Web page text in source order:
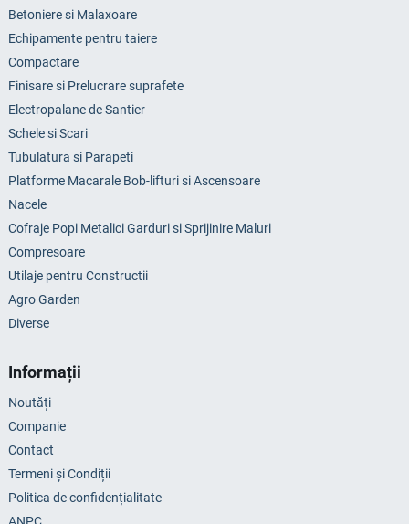
Betoniere si Malaxoare
Echipamente pentru taiere
Compactare
Finisare si Prelucrare suprafete
Electropalane de Santier
Schele si Scari
Tubulatura si Parapeti
Platforme Macarale Bob-lifturi si Ascensoare
Nacele
Cofraje Popi Metalici Garduri si Sprijinire Maluri
Compresoare
Utilaje pentru Constructii
Agro Garden
Diverse
Informații
Noutăți
Companie
Contact
Termeni și Condiții
Politica de confidențialitate